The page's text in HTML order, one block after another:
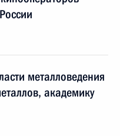
металловедения
академику